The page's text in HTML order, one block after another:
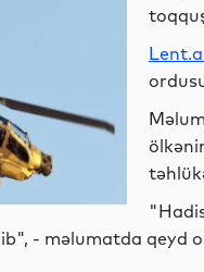
- məlumatda qeyd